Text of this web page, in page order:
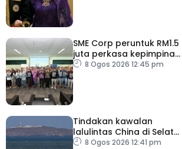
SME Corp peruntuk RM1.5
juta perkasa kepimpinan
90 PMKS
8 Ogos 2026 12:45 pm
Tindakan kawalan
lalulintas China di Selat
Taiwan ‘tidak masuk akal’
8 Ogos 2026 12:41 pm